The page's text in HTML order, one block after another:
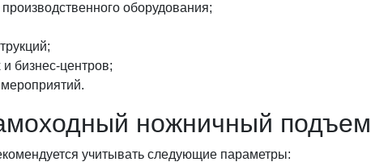
оборудования;
бизнес-центров;
ножничный
учитывать следующие параметры: